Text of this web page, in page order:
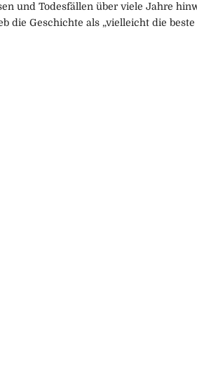
und Todesfällen über viele Jahre
die Geschichte als „vielleicht die